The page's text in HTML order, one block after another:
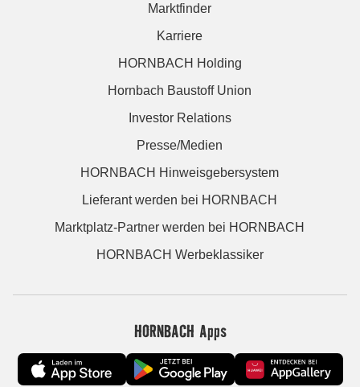
Marktfinder
Karriere
HORNBACH Holding
Hornbach Baustoff Union
Investor Relations
Presse/Medien
HORNBACH Hinweisgebersystem
Lieferant werden bei HORNBACH
Marktplatz-Partner werden bei HORNBACH
HORNBACH Werbeklassiker
HORNBACH Apps